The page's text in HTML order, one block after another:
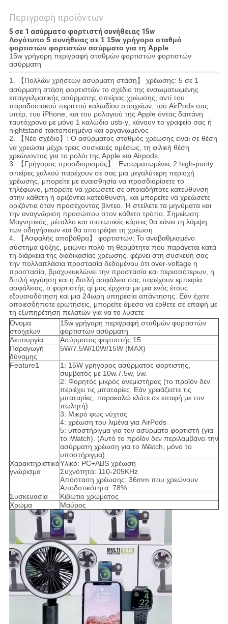
Περιγραφή προϊόντων
5 σε 1 ασύρματο φορτιστή συνήθειας 15w
Λογότυπο 5 συνήθειας σε 1 15w γρήγορο σταθμό
φορτιστών φορτιστών ασύρματο για τη Apple
15w γρήγορη περιγραφή σταθμών φορτιστών φορτιστών
ασύρματη
1. 【Πολλών χρήσεων ασύρματη στάση】 χρέωσης: 5 σε 1
ασύρματη στάση φορτιστών το σχέδιο της ενσωματωμένης
επαγγελματικής ασύρματης σπείρας χρέωσης, αντί του
παραδοσιακού περιττού καλωδίου στοιχείων, του AirPods σας
υπέρ, του iPhone, και του ρολογιού της Apple όντας δαπάνη
ταυτόχρονα με μόνο 1 καλώδιο usb-γ, κάνουν το γραφείο σας ή
nightstand τακτοποιημένα και οργανωμένος
2. 【Νέο σχέδιο】: Ο ασύρματος σταθμός χρέωσης είναι σε θέση
να χρεώσει μέχρι τρεις συσκευές αμέσως, τη φιλική θέση
χρεώνοντας για το ρολόι της Apple και Airpods,
3. 【Γρήγορος προσδιορισμός】: Ενσωματωμένες 2 high-purity
σπείρες χαλκού παρέχουν σε σας μια μεγαλύτερη περιοχή
χρέωσης, μπορείτε με ευαισθησία να προσδιορίσετε το
τηλέφωνο, μπορείτε να χρεώσετε σε οποιαδήποτε κατεύθυνση
στην κάθετη ή οριζόντια κατεύθυνση, και μπορείτε να χρεώσετε
οριζόντια όταν προσέχοντας βίντεο. Ή στείλετε τα μηνύματα και
την αναγνώριση προσώπου στον κάθετο τρόπο. Σημείωση:
Μαγνητικός, μέταλλο και πιστωτικές κάρτες θα κάνει τη λάμψη
των οδηγήσεων και θα αποτρέψει τη χρέωση
4. 【Ασφαλής αποβάθρα】 φορτιστών: Το αναβαθμισμένο
σύστημα ψύξης, μειώνει πολύ τη θερμότητα που παράγεται κατά
τη διάρκεια της διαδικασίας χρέωσης. φέρνει στη συσκευή σας
την πολλαπλάσια προστασία δεδομένου ότι over-voltage η
προστασία, βραχυκυκλώνει την προστασία και περισσότερων, η
διπλή εγγύηση και η διπλή ασφάλεια σας παρέχουν εμπειρία
ασφάλειας, ο φορτιστής qi μας έρχεται με μια ενός έτους
εξουσιοδότηση και μια 24ωρη υπηρεσία απάντησης. Εάν έχετε
οποιεσδήποτε ερωτήσεις, μπορείτε άμεσα να έρθετε σε επαφή με
τη εξυπηρέτηση πελατών για να το λύσετε
Όνομα
στοιχείων
15w γρήγορη περιγραφή σταθμών φορτιστών
φορτιστών ασύρματη
Λειτουργία
Ασύρματος φορτιστής 15
Παραγωγή
δύναμης
5W/7.5W/10W/15W (MAX)
Feature1
1: 15W γρήγορος ασύρματος φορτιστής,
συμβατός με 10w.7.5w, 5w.
2: Φορητός μικρός ανεμιστήρας (το προϊόν δεν
περιέχει τις μπαταρίες. Εάν χρειάζεστε τις
μπαταρίες, παρακαλώ ελάτε σε επαφή με τον
πωλητή)
3: Μικρό φως νύχτας
4: χρέωση του λιμένα για AirPods
5: υποστήριγμα για τον ασύρματο φορτιστή (για
το iWatch). (Αυτό το προϊόν δεν περιλαμβάνει την
ασύρματη χρέωση για το iWatch, μόνο το
υποστήριγμα)
Χαρακτηριστικό
γνώρισμα
Υλικό: PC+ABS χρέωση
Συχνότητα: 110-205KHz
Απόσταση χρέωσης: 36mm που χρεώνουν
Αποδοτικότητα: 78%
Συσκευασία
Κιβώτιο χρώματος
Χρώμα
Μαύρος